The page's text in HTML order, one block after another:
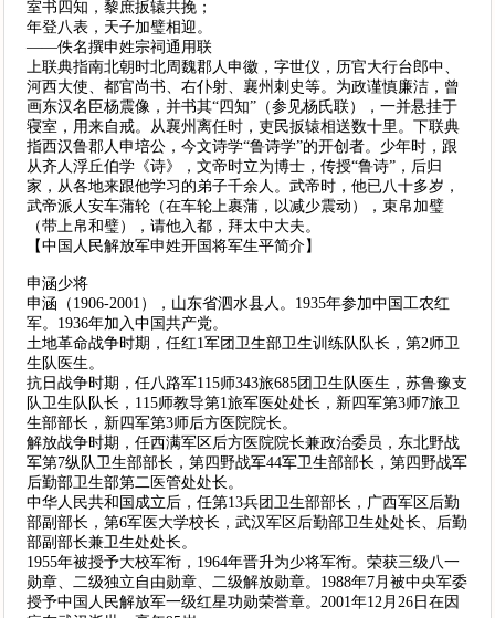
室书四知，黎庶扳辕共挽；
年登八表，天子加璧相迎。
——佚名撰申姓宗祠通用联
上联典指南北朝时北周魏郡人申徽，字世仪，历官大行台郎中、
河西大使、都官尚书、右仆射、襄州刺史等。为政谨慎廉洁，曾
画东汉名臣杨震像，并书其“四知”（参见杨氏联），一并悬挂于
寝室，用来自戒。从襄州离任时，吏民扳辕相送数十里。下联典
指西汉鲁郡人申培公，今文诗学“鲁诗学”的开创者。少年时，跟
从齐人浮丘伯学《诗》，文帝时立为博士，传授“鲁诗”，后归
家，从各地来跟他学习的弟子千余人。武帝时，他已八十多岁，
武帝派人安车蒲轮（在车轮上裹蒲，以减少震动），束帛加璧
（带上帛和璧），请他入都，拜太中大夫。
【中国人民解放军申姓开国将军生平简介】
申涵少将
申涵（1906-2001），山东省泗水县人。1935年参加中国工农红
军。1936年加入中国共产党。
土地革命战争时期，任红1军团卫生部卫生训练队队长，第2师卫
生队医生。
抗日战争时期，任八路军115师343旅685团卫生队医生，苏鲁豫支
队卫生队队长，115师教导第1旅军医处处长，新四军第3师7旅卫
生部部长，新四军第3师后方医院院长。
解放战争时期，任西满军区后方医院院长兼政治委员，东北野战
军第7纵队卫生部部长，第四野战军44军卫生部部长，第四野战军
后勤部卫生部第二医管处处长。
中华人民共和国成立后，任第13兵团卫生部部长，广西军区后勤
部副部长，第6军医大学校长，武汉军区后勤部卫生处处长、后勤
部副部长兼卫生处处长。
1955年被授予大校军衔，1964年晋升为少将军衔。荣获三级八一
勋章、二级独立自由勋章、二级解放勋章。1988年7月被中央军委
授予中国人民解放军一级红星功勋荣誉章。2001年12月26日在因